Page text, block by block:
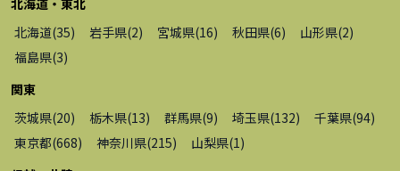
北海道(35) 岩手県(2) 宮城県(16) 秋田県(6) 山形県(2)
福島県(3)
関東
茨城県(20) 栃木県(13) 群馬県(9) 埼玉県(132) 千葉県(94)
東京都(668) 神奈川県(215) 山梨県(1 )